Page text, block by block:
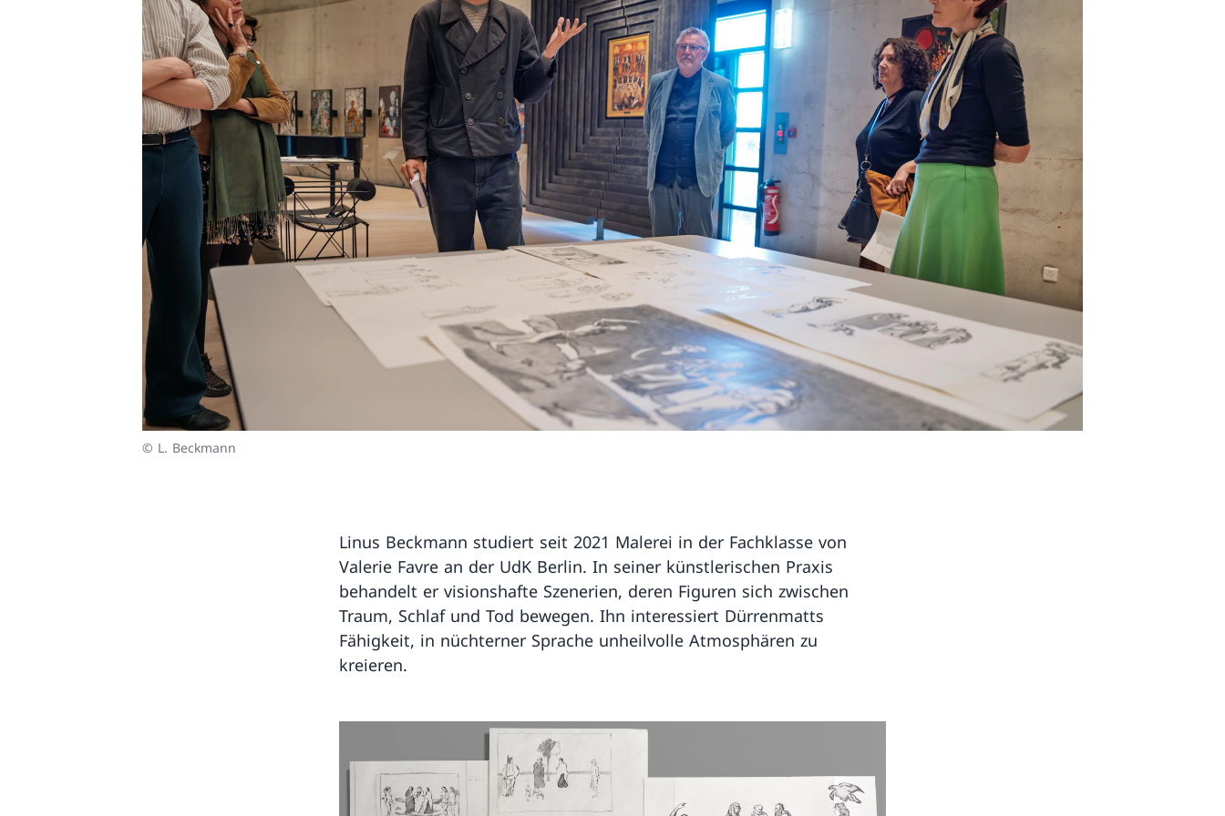
© L. Beckmann
Linus Beckmann studiert seit 2021 Malerei in der Fachklasse von
Valerie Favre an der UdK Berlin. In seiner künstlerischen Praxis
behandelt er visionshafte Szenerien, deren Figuren sich zwischen
Traum, Schlaf und Tod bewegen. Ihn interessiert Dürrenmatts
Fähigkeit, in nüchterner Sprache unheilvolle Atmosphären zu
kreieren.